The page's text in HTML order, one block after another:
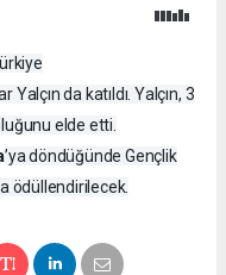
Yalçın da katıldı. Yalçın, 3
elde etti.
’ya döndüğünde Gençlik
ödüllendirilecek.